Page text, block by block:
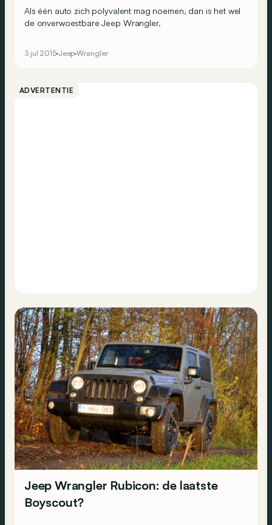
Als één auto zich polyvalent mag noemen, dan is het wel
de onverwoestbare Jeep Wrangler.
3 jul 2015 Jeep Wrangler
ADVERTENTIE
Jeep Wrangler Rubicon: de laatste
Boyscout?